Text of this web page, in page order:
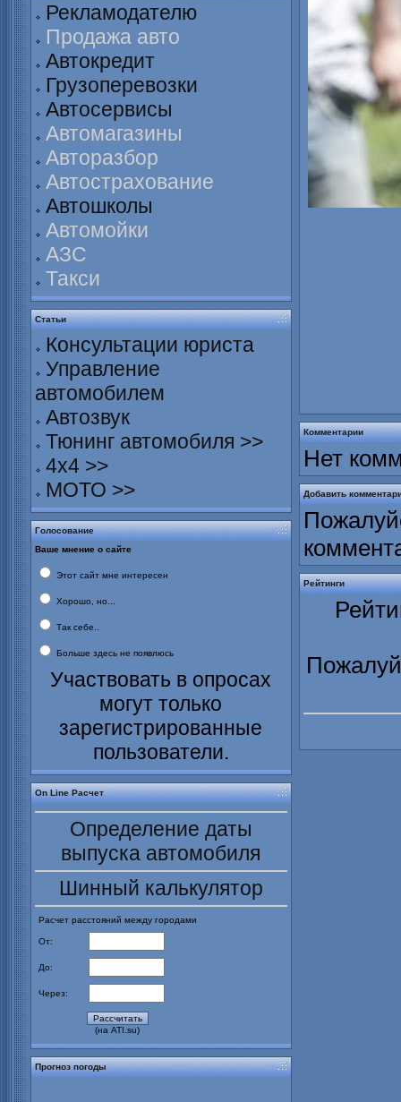
Рекламодателю
Продажа авто
Автокредит
Грузоперевозки
Автосервисы
Автомагазины
Авторазбор
Автострахование
Автошколы
Автомойки
АЗС
Такси
Статьи
Консультации юриста
Управление
автомобилем
Автозвук
Тюнинг автомобиля >>
4х4 >>
МОТО >>
Голосование
Ваше мнение о сайте
Этот сайт мне интересен
Хорошо, но...
Так себе..
Больше здесь не появлюсь
Участвовать в опросах
могут только
зарегистрированные
пользователи.
On Line Расчет
Определение даты
выпуска автомобиля
Шинный калькулятор
Расчет расстояний между городами
От:
До:
Через:
(на ATI.su)
Прогноз погоды
Комментарии
Нет
Добавить
Рейтинги